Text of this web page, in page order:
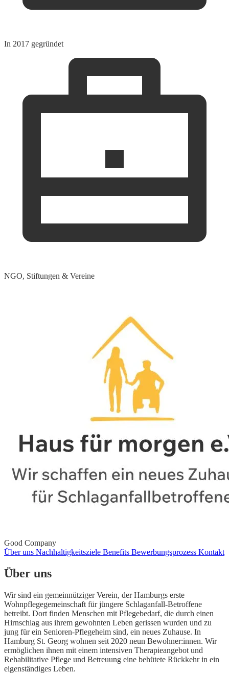
In 2017 gegründet
NGO, Stiftungen & Vereine
Good Company
Über uns Nachhaltigkeitsziele Benefits Bewerbungsprozess Kontakt
Über uns
Wir sind ein gemeinnütziger Verein, der Hamburgs erste
Wohnpflegegemeinschaft für jüngere Schlaganfall-Betroffene
betreibt. Dort finden Menschen mit Pflegebedarf, die durch einen
Hirnschlag aus ihrem gewohnten Leben gerissen wurden und zu
jung für ein Senioren-Pflegeheim sind, ein neues Zuhause. In
Hamburg St. Georg wohnen seit 2020 neun Bewohner:innen. Wir
ermöglichen ihnen mit einem intensiven Therapieangebot und
Rehabilitative Pflege und Betreuung eine behütete Rückkehr in ein
eigenständiges Leben.